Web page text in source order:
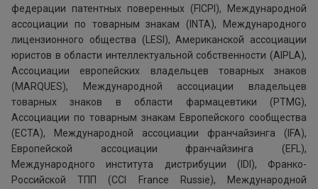
федерации патентных поверенных (FICPI), Международной
ассоциации по товарным знакам (INTA), Международного
лицензионного общества (LESI), Американской ассоциации
юристов в области интеллектуальной собственности (AIPLA),
Ассоциации европейских владельцев товарных знаков
(MARQUES), Международной ассоциации владельцев
товарных знаков в области фармацевтики (PTMG),
Ассоциации по товарным знакам Европейского сообщества
(ECTA), Международной ассоциации франчайзинга (IFA),
Европейской ассоциации франчайзинга (EFL),
Международного института дистрибуции (IDI), Франко-
Российской ТПП (CCI France Russie), Международной